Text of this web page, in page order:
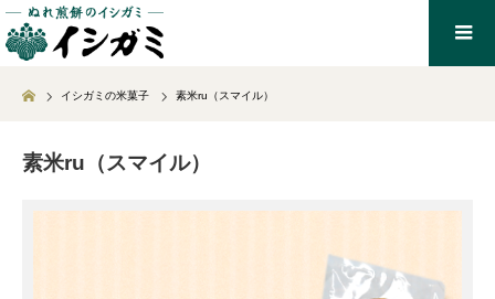
Home
イシガミの米菓子 素米ru（スマイル）
素米ru（スマイル）